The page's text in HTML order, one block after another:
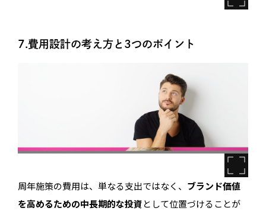
7.費用設計の考え方と3つのポイント
周年施策の費用は、単なる支出ではなく、 ブランド価値
を高めるための中長期的な投資として位置づけることが